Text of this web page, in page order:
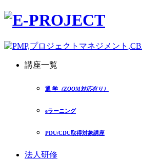
講座一覧
通 学 （ZOOM対応有り）
eラーニング
PDU/CDU取得対象講座
法人研修